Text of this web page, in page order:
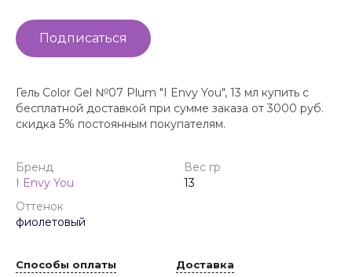
Подписаться
Гель Color Gel №07 Plum "I Envy You", 13 мл купить с
бесплатной доставкой при сумме заказа от 3000 руб.
скидка 5% постоянным покупателям.
Бренд
I Envy You
Вес гр
13
Оттенок
фиолетовый
Способы оплаты Доставка